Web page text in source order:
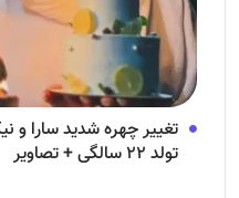
تغییر چهره شدید سارا و
تولد ۲۲ سالگی + تصاویر